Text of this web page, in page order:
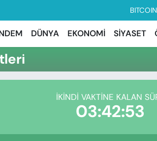
BITCOIN
GRAM
DÜNYA EKONOMİ SİYASET
İKINDI VAKTINE KALAN
03:42:52